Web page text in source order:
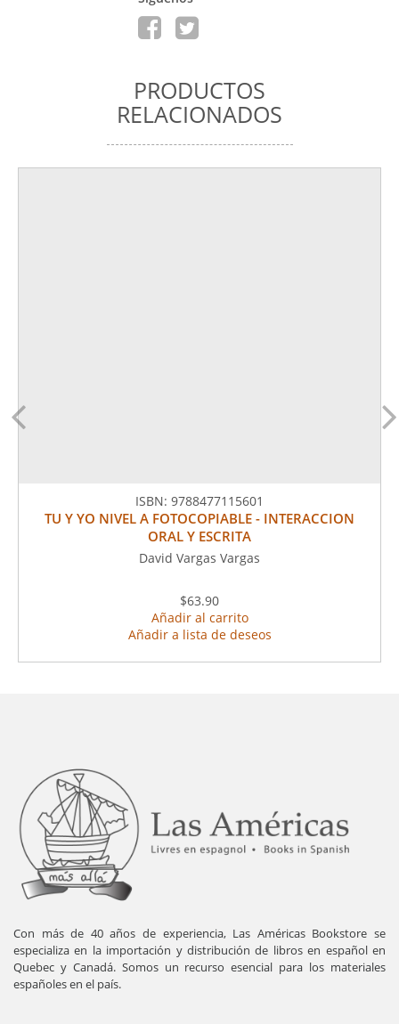
PRODUCTOS
RELACIONADOS
ISBN: 9788477115601
TU Y YO NIVEL A FOTOCOPIABLE - INTERACCION
ORAL Y ESCRITA
David Vargas Vargas
$63.90
Añadir al carrito
Añadir a lista de deseos
Con más de 40 años de experiencia, Las Américas Bookstore se
especializa en la importación y distribución de libros en español en
Quebec y Canadá. Somos un recurso esencial para los materiales
españoles en el país.